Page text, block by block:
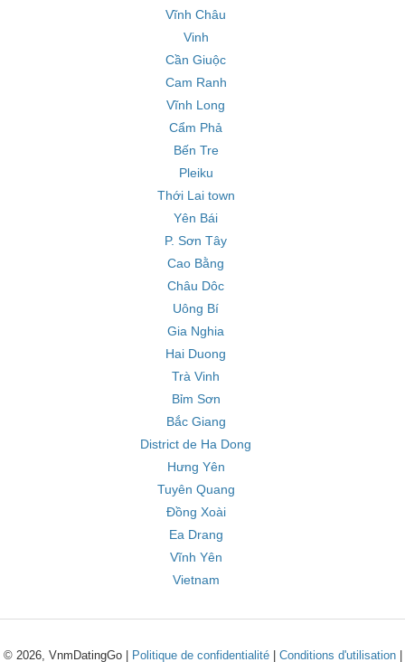
Vĩnh Châu
Vinh
Cần Giuộc
Cam Ranh
Vĩnh Long
Cẩm Phả
Bến Tre
Pleiku
Thới Lai town
Yên Bái
P. Sơn Tây
Cao Bằng
Châu Dôc
Uông Bí
Gia Nghia
Hai Duong
Trà Vinh
Bỉm Sơn
Bắc Giang
District de Ha Dong
Hưng Yên
Tuyên Quang
Đồng Xoài
Ea Drang
Vĩnh Yên
Vietnam
© 2026, VnmDatingGo | Politique de confidentialité| Conditions d'utilisation|